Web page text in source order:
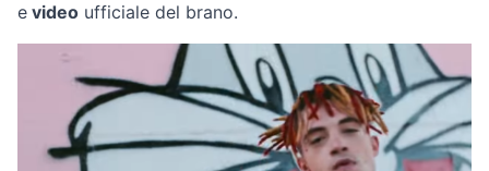
e video ufficiale del brano.